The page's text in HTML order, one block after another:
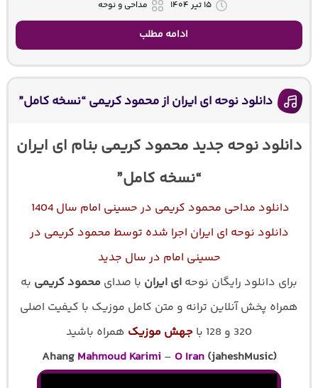
۱۵ تیر ۱۴۰۴ مداحی و نوحه
ادامه مطلب
دانلود نوحه ای ایران از محمود کریمی “نسخه کامل”
دانلود نوحه جدید محمود کریمی بنام ای ایران
“نسخه کامل”
دانلود مداحی محمود کریمی در حسینی امام سال 1404
دانلود نوحه ای ایران اجرا شده توسط محمود کریمی در
حسینی امام در سال جدید
برای دانلود رایگان نوحه ای ایران با صدای محمود کریمی به
همراه پخش آنلاین ترانه و متن کامل موزیک با کیفیت اصلی
320 و 128 با
جهش موزیک همراه باشید
Ahang Mahmoud Karimi – O Iran(jaheshMusic)